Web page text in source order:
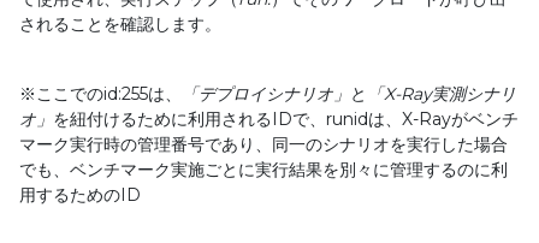
されることを確認します。
※ここでのid:255は、 「デプロイシナリオ」 と 「X-Ray実測シナリ
オ」 を紐付けるために利用される IDで、 runidは、 X-Rayがベンチ
マーク実行時の管理番号であり、同一のシナリオを実行した場合
でも、ベンチマーク実施ごとに実行結果を別々に管理するのに利
用するためのID